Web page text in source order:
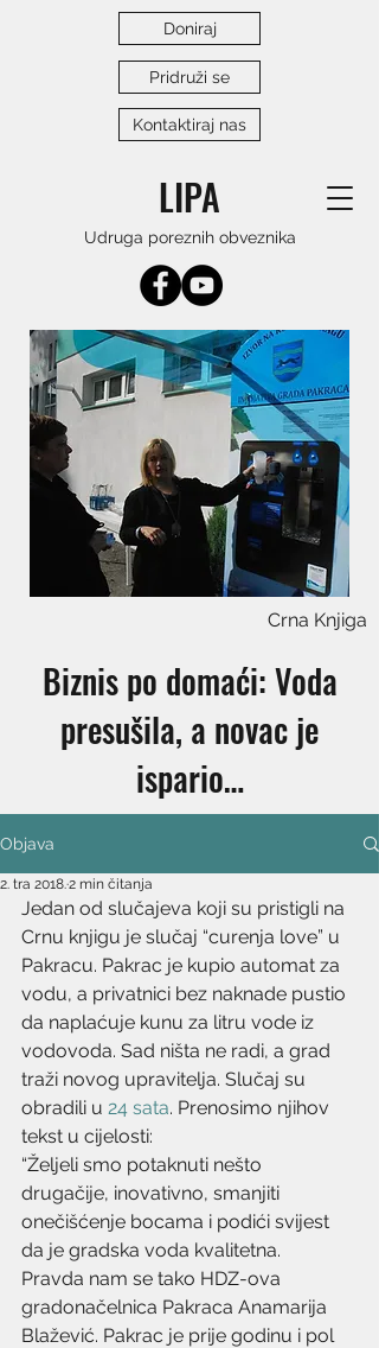
LIPA
Udruga poreznih obveznika
Doniraj
Pridruži se
Kontaktiraj nas
Crna Knjiga
Biznis po domaći: Voda
presušila, a novac je
ispario…
Objava
2. tra 2018.2 min čitanja
Jedan od slučajeva koji su pristigli na
Crnu knjigu je slučaj “curenja love” u
Pakracu. Pakrac je kupio automat za
vodu, a privatnici bez naknade pustio
da naplaćuje kunu za litru vode iz
vodovoda. Sad ništa ne radi, a grad
traži novog upravitelja. Slučaj su
obradili u 24 sata. Prenosimo njihov
tekst u cijelosti:
“Željeli smo potaknuti nešto
drugačije, inovativno, smanjiti
onečišćenje bocama i podići svijest
da je gradska voda kvalitetna.
Pravda nam se tako HDZ-ova
gradonačelnica Pakraca Anamarija
Blažević. Pakrac je prije godinu i pol